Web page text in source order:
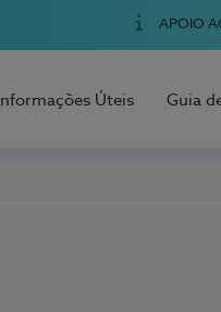
APOIO
Informações Úteis Guia